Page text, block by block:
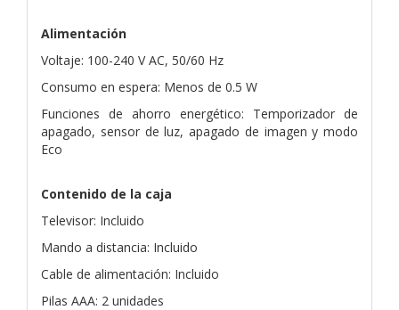
Alimentación
Voltaje: 100-240 V AC, 50/60 Hz
Consumo en espera: Menos de 0.5 W
Funciones de ahorro energético: Temporizador de
apagado, sensor de luz, apagado de imagen y modo
Eco
Contenido de la caja
Televisor: Incluido
Mando a distancia: Incluido
Cable de alimentación: Incluido
Pilas AAA: 2 unidades